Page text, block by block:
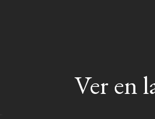
Ver en